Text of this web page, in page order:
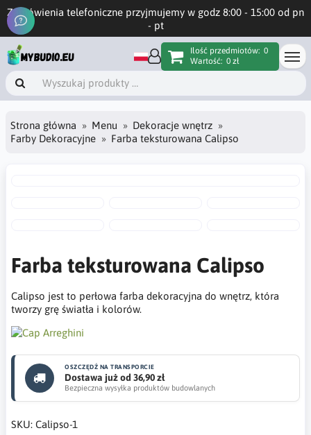
Zamówienia telefoniczne przyjmujemy w godz 8:00 - 15:00 od pn
- pt
Ilość przedmiotów: 0
Wartość: 0 zł
Strona główna Menu
Dekoracje wnętrz
Farby Dekoracyjne
Farba teksturowana Calipso
Farba teksturowana Calipso
Calipso jest to perłowa farba dekoracyjna do wnętrz, która
tworzy grę światła i kolorów.
OSZCZĘDŹ NA TRANSPORCIE
Dostawa już od 36,90 zł
Bezpieczna wysyłka produktów budowlanych
SKU: Calipso-1